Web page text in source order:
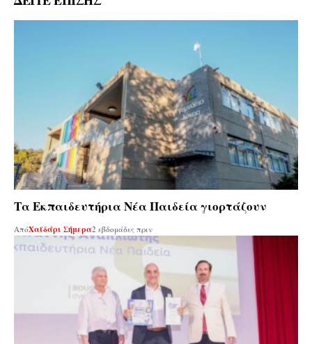
Τα Εκπαιδευτήρια Νέα Παιδεία γιορτάζουν
ΑπόΧαϊδάρι Σήμερα2 εβδομάδες πριν